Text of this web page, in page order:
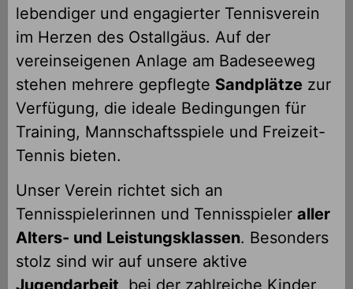
lebendiger und engagierter Tennisverein
im Herzen des Ostallgäus. Auf der
vereinseigenen Anlage am Badeseeweg
stehen mehrere gepflegte Sandplätze zur
Verfügung, die ideale Bedingungen für
Training, Mannschaftsspiele und Freizeit-
Tennis bieten.
Unser Verein richtet sich an
Tennisspielerinnen und Tennisspieler aller
Alters- und Leistungsklassen. Besonders
stolz sind wir auf unsere aktive
Jugendarbeit, bei der zahlreiche Kinder